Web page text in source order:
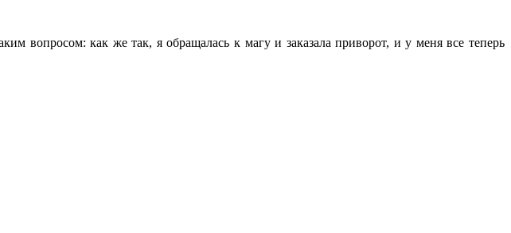
вопросом: как же так, я обращалась к магу и заказала приворот, и у меня все теперь